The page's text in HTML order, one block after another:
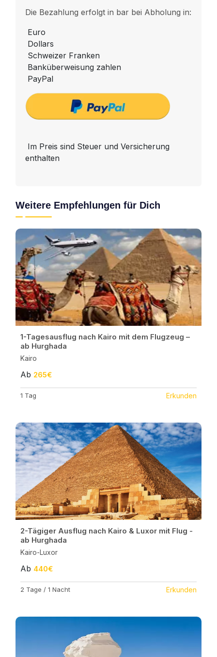
Die Bezahlung erfolgt in bar bei Abholung in:
Euro
Dollars
Schweizer Franken
Banküberweisung zahlen
PayPal
Im Preis sind Steuer und Versicherung
enthalten
Weitere Empfehlungen für Dich
1-Tagesausflug nach Kairo mit dem Flugzeug –
ab Hurghada
Kairo
Ab 265€
1 Tag Erkunden
2-Tägiger Ausflug nach Kairo & Luxor mit Flug -
ab Hurghada
Kairo-Luxor
Ab 440€
2 Tage / 1 Nacht Erkunden